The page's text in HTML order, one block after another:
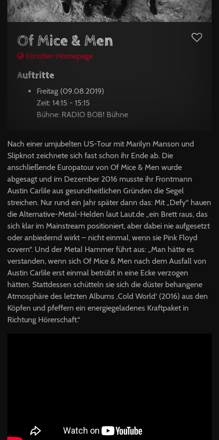
Of Mice & Men
Künstler-Homepage
Auftritte
Freitag (09.08.2019)
Zeit: 14:15 - 15:15
Bühne: RADIO BOB! Bühne
Nach einer umjubelten US-Tour mit Marilyn Manson und
Slipknot zeichnete sich fast schon ihr Ende ab. Die
anschließende Europatour von Of Mice & Men wurde
abgesagt und im Dezember 2016 musste ihr Frontmann
Austin Carlile aus gesundheitlichen Gründen die Segel
streichen. Nur rund ein Jahr später dann das: Mit „Defy“ hauen
die Alternative-Metal-Helden laut Laut.de „ein Brett raus, das
sich klar im Mainstream positioniert, aber dabei nie aufgesetzt
oder anbiedernd wirkt – nicht einmal, wenn sie Pink Floyd
covern“. Und der Metal Hammer führt aus: „Man hätte es
verstanden, wenn sich Of Mice & Men nach dem Ausfall von
Austin Carlile erst einmal betrübt in eine Ecke verzogen
hätten. Stattdessen schütteln sie sich die düster behangene
Atmosphäre des letzten Albums ‚Cold World‘ (2016) aus den
Köpfen und pfeffern ein energiegeladenes Kraftpaket in
Richtung Hörerschaft.“